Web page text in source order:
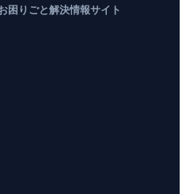
困りごと解決情報サイト